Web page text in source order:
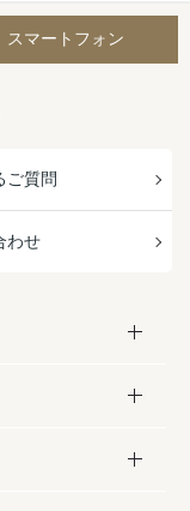
スマートフォン
ご質問
わせ